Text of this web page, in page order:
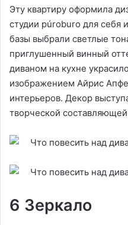
Эту квартиру оформила
студии púroburo для себя
базы выбрали светлые
приглушенный винный
диваном на кухне
изображением Айрис
интерьеров. Декор
творческой
6 Зеркало